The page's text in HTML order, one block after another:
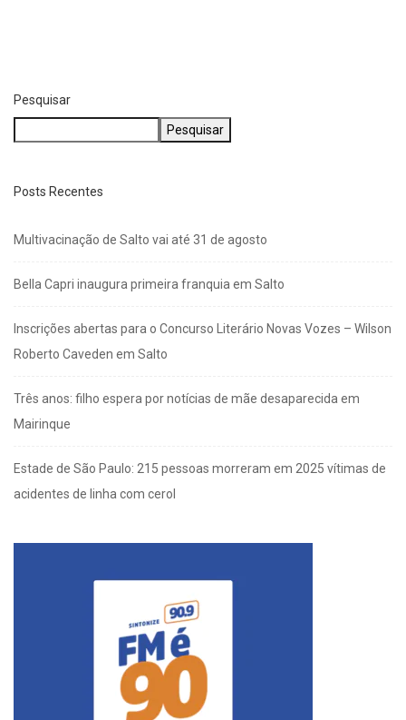
Pesquisar
Pesquisar
Posts Recentes
Multivacinação de Salto vai até 31 de agosto
Bella Capri inaugura primeira franquia em Salto
Inscrições abertas para o Concurso Literário Novas Vozes – Wilson
Roberto Caveden em Salto
Três anos: filho espera por notícias de mãe desaparecida em
Mairinque
Estade de São Paulo: 215 pessoas morreram em 2025 vítimas de
acidentes de linha com cerol